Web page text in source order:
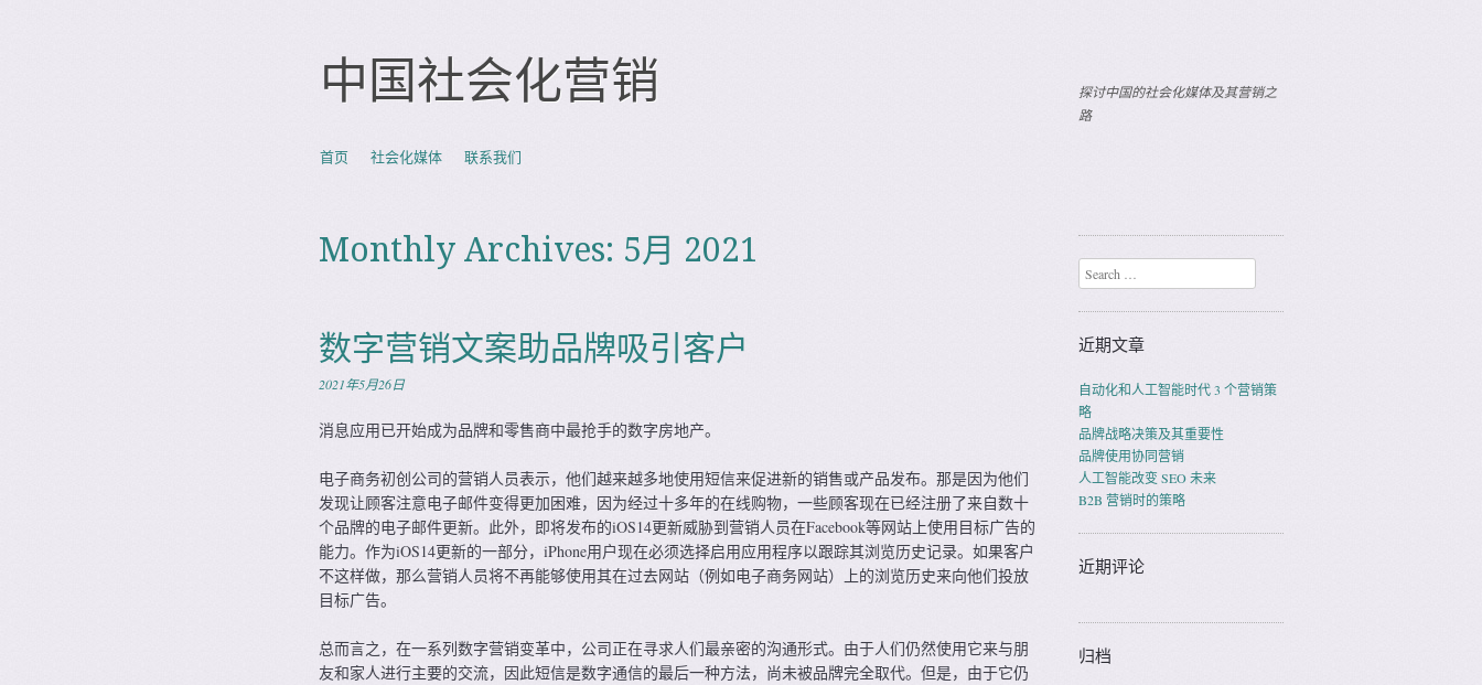
中国社会化营销
探讨中国的社会化媒体及其营销之
路
Menu
Skip to content
首页 社会化媒体 联系我们
Monthly Archives: 5月 2021
数字营销文案助品牌吸引客户
2021年5月26日
消息应用已开始成为品牌和零售商中最抢手的数字房地产。
电子商务初创公司的营销人员表示，他们越来越多地使用短信来促进新的销售或产品发布。那是因为他们
发现让顾客注意电子邮件变得更加困难，因为经过十多年的在线购物，一些顾客现在已经注册了来自数十
个品牌的电子邮件更新。此外，即将发布的iOS14更新威胁到营销人员在Facebook等网站上使用目标广告的
能力。作为iOS14更新的一部分，iPhone用户现在必须选择启用应用程序以跟踪其浏览历史记录。如果客户
不这样做，那么营销人员将不再能够使用其在过去网站（例如电子商务网站）上的浏览历史来向他们投放
目标广告。
总而言之，在一系列数字营销变革中，公司正在寻求人们最亲密的沟通形式。由于人们仍然使用它来与朋
友和家人进行主要的交流，因此短信是数字通信的最后一种方法，尚未被品牌完全取代。但是，由于它仍
Search
近期文章
自动化和人工智能时代 3 个营销策
略
品牌战略决策及其重要性
品牌使用协同营销
人工智能改变 SEO 未来
B2B 营销时的策略
近期评论
归档